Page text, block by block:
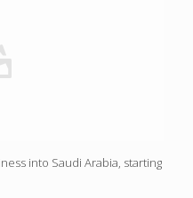
into Saudi Arabia, starting